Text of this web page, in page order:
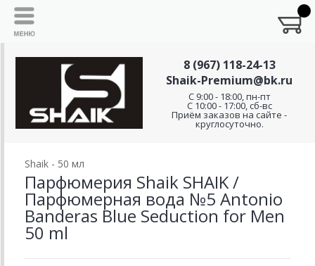
8 (967) 118-24-13
Shaik-Premium@bk.ru
C 9:00 - 18:00, пн-пт
С 10:00 - 17:00, сб-вс
Приём заказов на сайте -
круглосуточно.
Shaik - 50 мл
Парфюмерия Shaik SHAIK /
Парфюмерная вода №5 Antonio
Banderas Blue Seduction for Men
50 ml